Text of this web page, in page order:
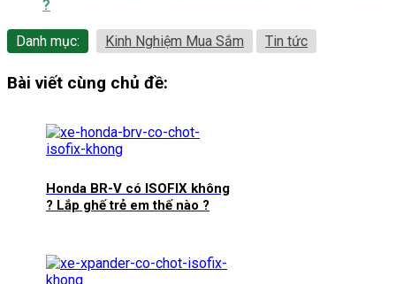
?
Danh mục: Kinh Nghiệm Mua Sắm Tin tức
Bài viết cùng chủ đề:
Honda BR-V có ISOFIX không
? Lắp ghế trẻ em thế nào ?